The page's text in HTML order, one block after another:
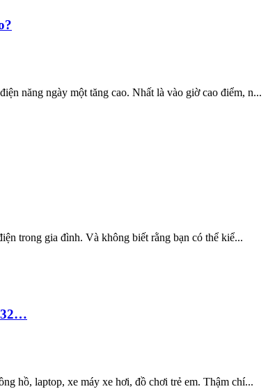
năng ngày một tăng cao. Nhất là vào giờ cao điểm, n...
trong gia đình. Và không biết rằng bạn có thể kiể...
hồ, laptop, xe máy xe hơi, đồ chơi trẻ em. Thậm chí...